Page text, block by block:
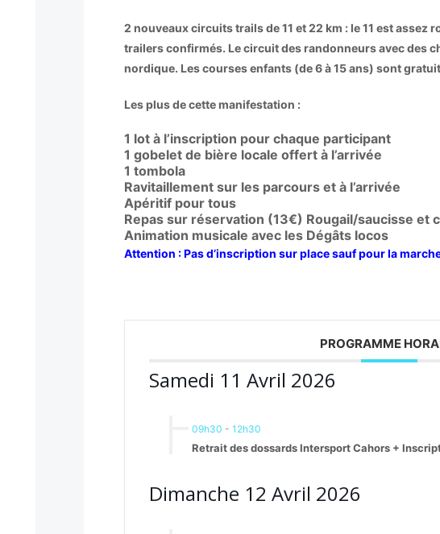
2 nouveaux circuits trails de 11 et 22 km : le 11 est assez
trailers confirmés. Le circuit des randonneurs avec des
nordique. Les courses enfants (de 6 à 15 ans) sont
Les plus de cette manifestation :
1 lot à l’inscription pour chaque participant
1 gobelet de bière locale offert à l’arrivée
1 tombola
Ravitaillement sur les parcours et à l’arrivée
Apéritif pour tous
Repas sur réservation (13€) Rougail/saucisse et
Animation musicale avec les Dégâts locos
Attention : Pas d’inscription sur place sauf pour la
PROGRAMME
Samedi 11 Avril 2026
09h30 - 12h30
Retrait des dossards Intersport Cahors +
Dimanche 12 Avril 2026